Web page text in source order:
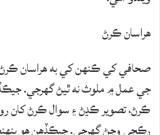
هراسان ڪرڻ
صحافي کي ڪنهن کي به هراسان
جي عمل ۾ ملوث نه ٿيڻ گهرجي.
ڪرڻ، تصوير ڪڍڻ ۽ سوال ڪرڻ کان
رڪجي وڃڻ گهرجي. جيڪڏهن هو